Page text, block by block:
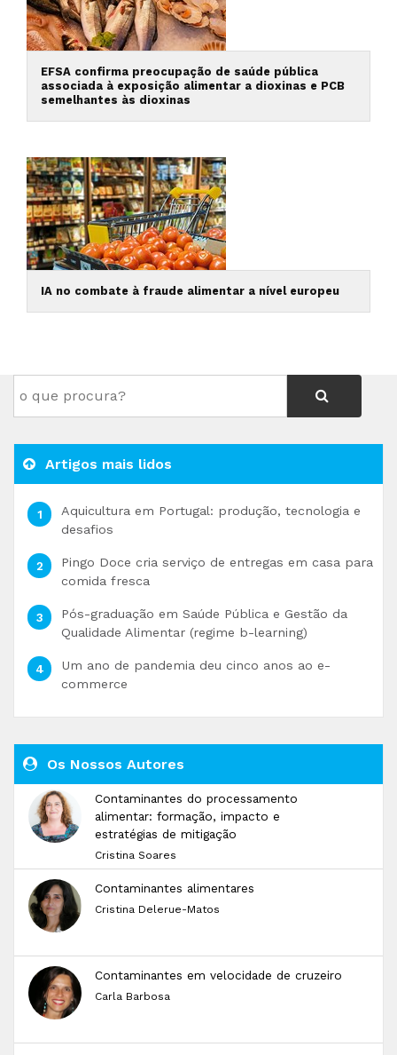
EFSA confirma preocupação de saúde pública
associada à exposição alimentar a dioxinas e PCB
semelhantes às dioxinas
IA no combate à fraude alimentar a nível europeu
Artigos mais lidos
Aquicultura em Portugal: produção, tecnologia e
desafios
Pingo Doce cria serviço de entregas em casa para
comida fresca
Pós-graduação em Saúde Pública e Gestão da
Qualidade Alimentar (regime b-learning)
Um ano de pandemia deu cinco anos ao e-
commerce
Os Nossos Autores
Contaminantes do processamento
alimentar: formação, impacto e
estratégias de mitigação
Cristina Soares
Contaminantes alimentares
Cristina Delerue-Matos
Contaminantes em velocidade de cruzeiro
Carla Barbosa